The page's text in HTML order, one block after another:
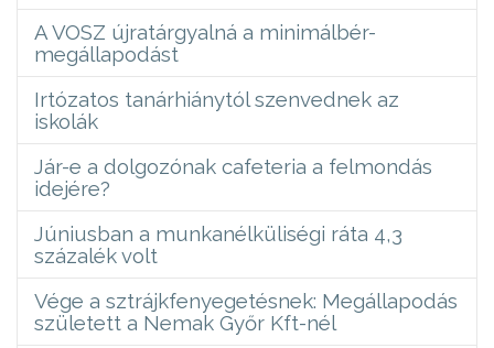
A VOSZ újratárgyalná a minimálbér-
megállapodást
Irtózatos tanárhiánytól szenvednek az
iskolák
Jár-e a dolgozónak cafeteria a felmondás
idejére?
Júniusban a munkanélküliségi ráta 4,3
százalék volt
Vége a sztrájkfenyegetésnek: Megállapodás
született a Nemak Győr Kft-nél